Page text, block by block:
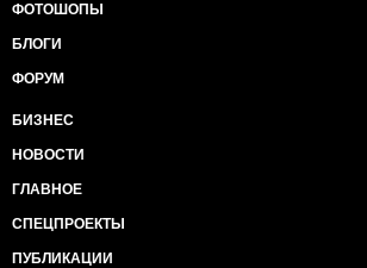
ФОТОШОПЫ
БЛОГИ
ФОРУМ
БИЗНЕС
НОВОСТИ
ГЛАВНОЕ
СПЕЦПРОЕКТЫ
ПУБЛИКАЦИИ